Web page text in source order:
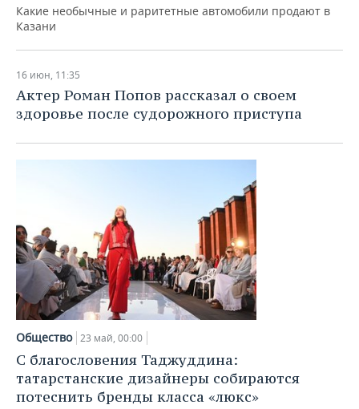
Какие необычные и раритетные автомобили продают в
Казани
16 июн, 11:35
Актер Роман Попов рассказал о своем
здоровье после судорожного приступа
Общество 23 май, 00:00
С благословения Таджуддина:
татарстанские дизайнеры собираются
потеснить бренды класса «люкс»